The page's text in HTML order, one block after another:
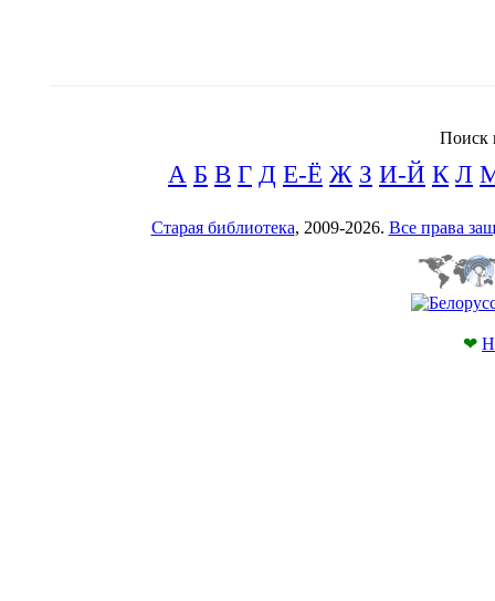
Поиск
А Б В Г Д Е-Ё Ж З И-Й К Л
Старая библиотека, 2009-2026. Все права
❤